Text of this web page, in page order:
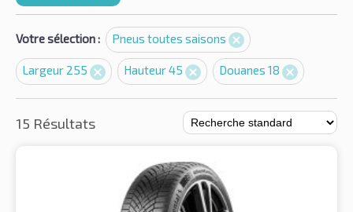
Votre sélection : Pneus toutes saisons
Largeur 255 Hauteur 45 Douanes 18
15 Résultats